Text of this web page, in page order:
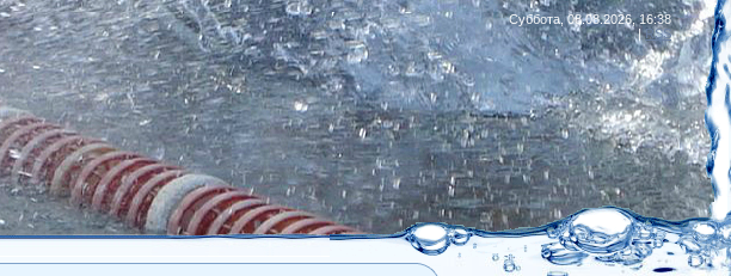
Суббота, 08.08.2026, 16:38
|RSS